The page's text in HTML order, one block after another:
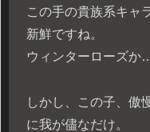
この手の貴族系キャ
新鮮ですね。
ウィンターローズか
しかし、この子、傲
に我が儘なだけ。